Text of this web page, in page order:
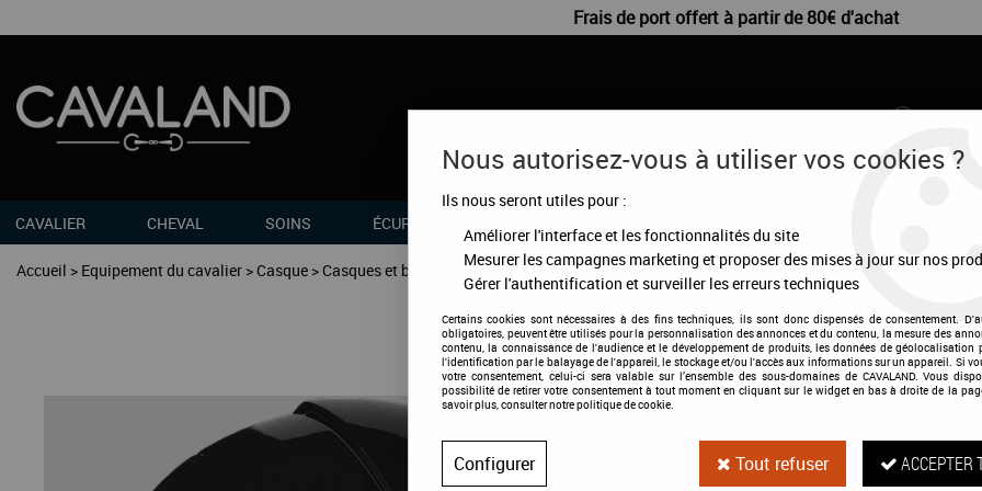
Frais de port offert à partir de 80€ d'achat
CAVALIER CHEVAL SOINS ÉCURIES
Accueil > Equipement du cavalier >Casque >Casques et bombes d'équitation >Casque Cromo 2.0 shine visière standard
Casque Cromo
469,00 TTC
Nous autorisez-vous à utiliser vos cookies ?
Ils nous seront utiles pour :
Améliorer l'interface et les fonctionnalités du site
Mesurer les campagnes marketing et proposer des mises à jour sur nos
Gérer l'authentification et surveiller les erreurs techniques
Certains cookies sont nécessaires à des fins techniques, ils sont donc dispensés de consentement.
obligatoires, peuvent être utilisés pour la personnalisation des annonces et du contenu, la mesure des
contenu, la connaissance de l'audience et le développement de produits, les données de géolocalisation
l'identification par le balayage de l'appareil, le stockage et/ou l'accès aux informations sur un appareil. Si
votre consentement, celui-ci sera valable sur l’ensemble des sous-domaines de CAVALAND. Vous
possibilité de retirer votre consentement à tout moment en cliquant sur le widget en bas à droite de la
savoir plus, consulter notre politique de cookie.
Configurer Tout refuser ACCEPTER